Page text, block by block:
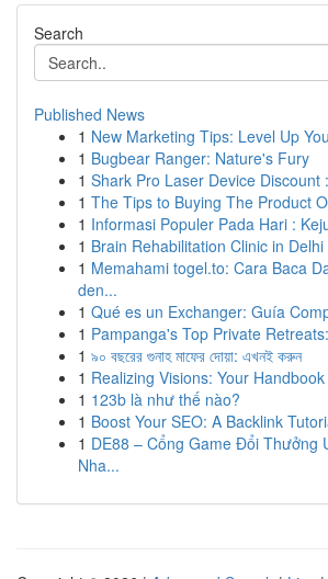
Search
Published News
1 New Marketing Tips: Level Up
1 Bugbear Ranger: Nature's Fury
1 Shark Pro Laser Device Discount
1 The Tips to Buying The Product
1 Informasi Populer Pada Hari :
1 Brain Rehabilitation Clinic in Delhi
1 Memahami togel.to: Cara Baca
den...
1 Qué es un Exchanger: Guía
1 Pampanga's Top Private
1 ৯০ বছরের গুনাহ মাফের দোয়া: এখনই করুন
1 Realizing Visions: Your
1 123b là như thế nào?
1 Boost Your SEO: A Backlink
1 DE88 – Cổng Game Đổi Thưởng
Nha...